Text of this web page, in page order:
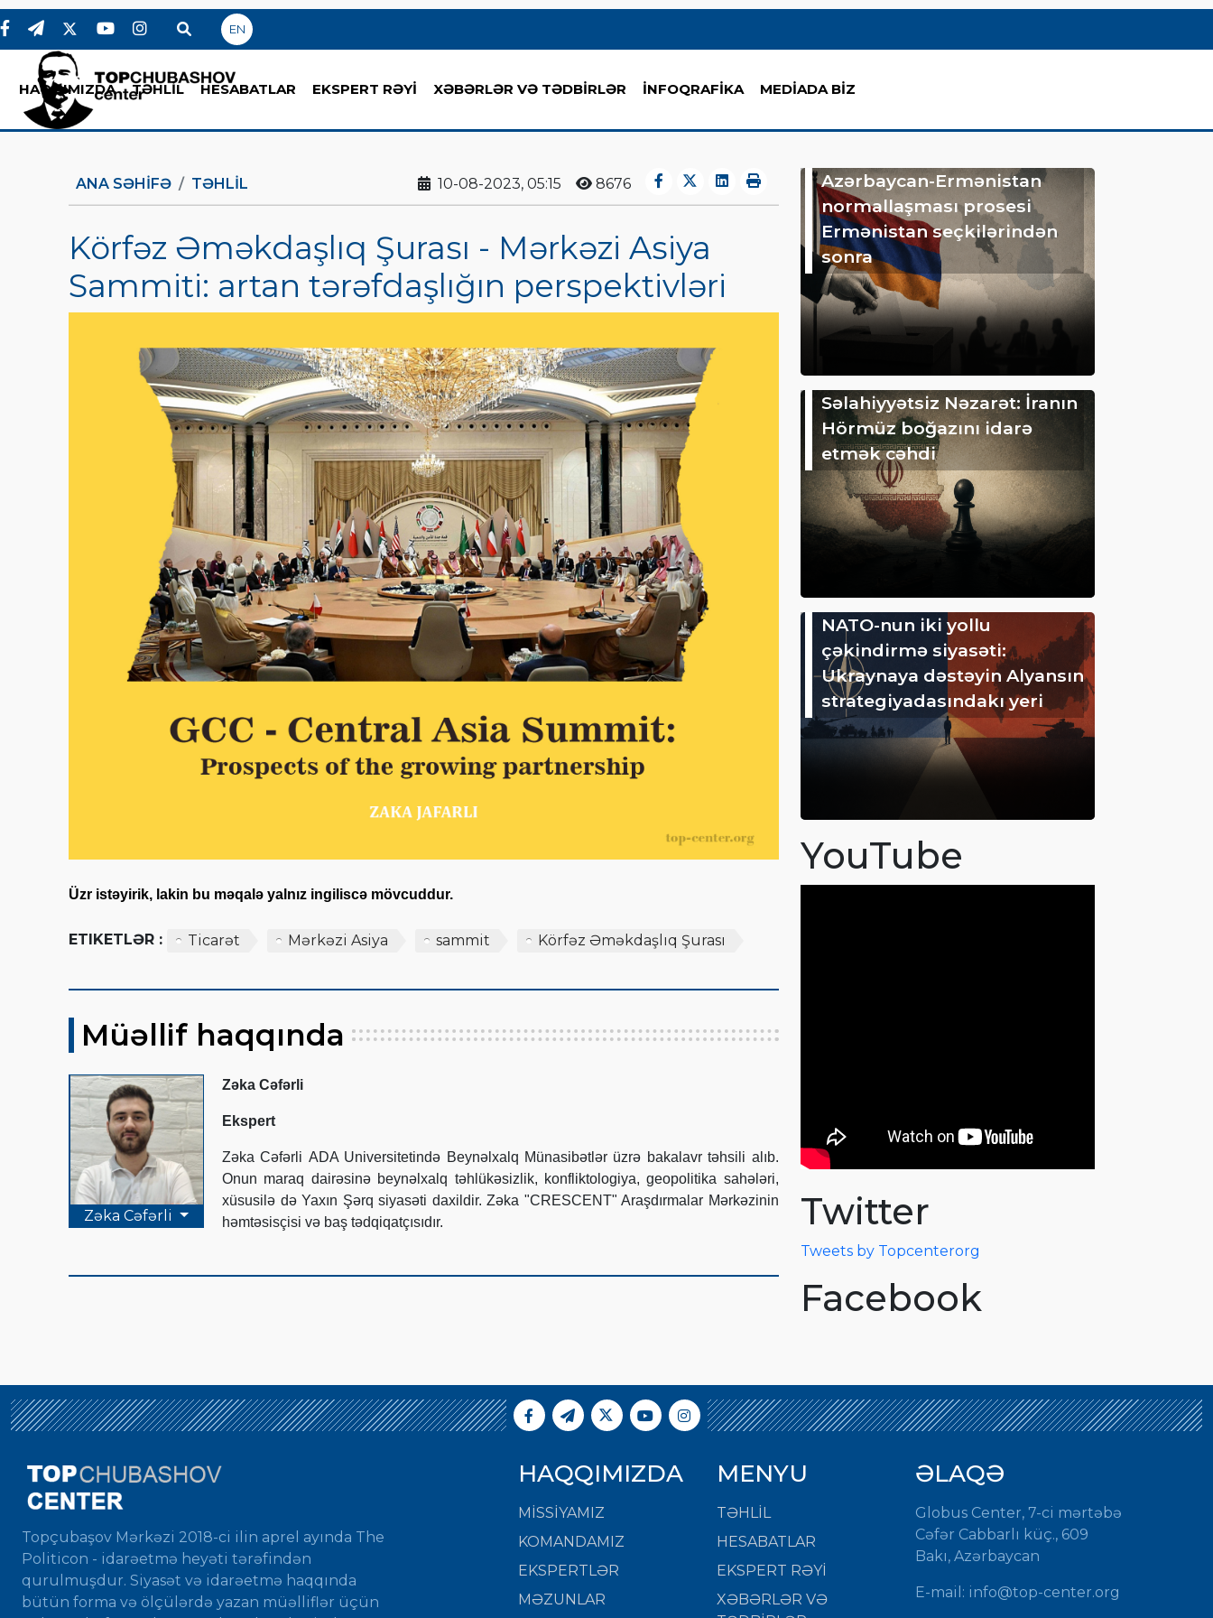
EN
HAQQIMIZDA TƏHLİL HESABATLAR EKSPERT RƏYİ XƏBƏRLƏR VƏ TƏDBİRLƏR İNFOQRAFİKA MEDİADA BİZ
ANA SƏHIFƏ TƏHLİL 10-08-2023, 05:15 8676
Körfəz Əməkdaşlıq Şurası - Mərkəzi Asiya
Sammiti: artan tərəfdaşlığın perspektivləri
Üzr istəyirik, lakin bu məqalə yalnız ingiliscə mövcuddur.
ETIKETLƏR : Ticarət Mərkəzi Asiya sammit Körfəz Əməkdaşlıq Şurası
Müəllif haqqında
Zəka Cəfərli
Zəka Cəfərli
Ekspert
Zəka Cəfərli ADA Universitetində Beynəlxalq Münasibətlər üzrə bakalavr təhsili alıb.
Onun maraq dairəsinə beynəlxalq təhlükəsizlik, konfliktologiya, geopolitika sahələri,
xüsusilə də Yaxın Şərq siyasəti daxildir. Zəka "CRESCENT" Araşdırmalar Mərkəzinin
həmtəsisçisi və baş tədqiqatçısıdır.
Azərbaycan-Ermənistan
normallaşması prosesi
Ermənistan seçkilərindən
sonra
Səlahiyyətsiz Nəzarət: İranın
Hörmüz boğazını idarə
etmək cəhdi
NATO-nun iki yollu
çəkindirmə siyasəti:
Ukraynaya dəstəyin Alyansın
strategiyadasındakı yeri
YouTube
Twitter
Tweets by Topcenterorg
Facebook
Topçubaşov Mərkəzi 2018-ci ilin aprel ayında The
Politicon - idarəetmə heyəti tərəfindən
qurulmuşdur. Siyasət və idarəetmə haqqında
bütün forma və ölçülərdə yazan müəlliflər üçün
HAQQIMIZDA
MISSIYAMIZ
KOMANDAMIZ
EKSPERTLƏR
MƏZUNLAR
MENYU
TƏHLİL
HESABATLAR
EKSPERT RƏYİ
XƏBƏRLƏR VƏ
ƏLAQƏ
Globus Center, 7-ci mərtəbə
Cəfər Cabbarlı küç., 609
Bakı, Azərbaycan
E-mail: info@top-center.org